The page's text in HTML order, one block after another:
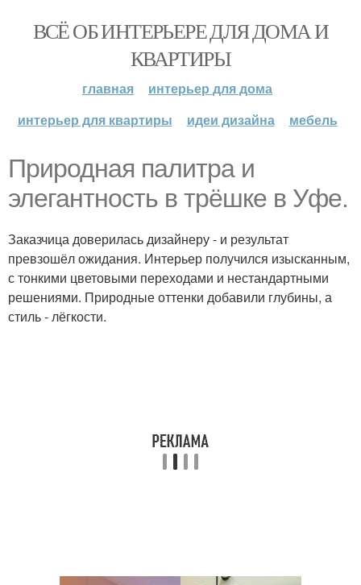
ВСЁ ОБ ИНТЕРЬЕРЕ ДЛЯ ДОМА И
КВАРТИРЫ
главная
интерьер для дома
интерьер для квартиры
идеи дизайна мебель
Природная палитра и
элегантность в трёшке в Уфе.
Заказчица доверилась дизайнеру - и результат
превзошёл ожидания. Интерьер получился изысканным,
с тонкими цветовыми переходами и нестандартными
решениями. Природные оттенки добавили глубины, а
стиль - лёгкости.